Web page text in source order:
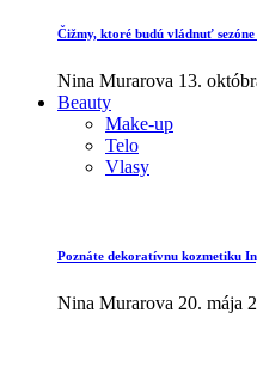
Čižmy, ktoré budú vládnuť sezóne
Nina Murarova 13.
Beauty
Make-up
Telo
Vlasy
Poznáte dekoratívnu kozmetiku
Nina Murarova 20. mája